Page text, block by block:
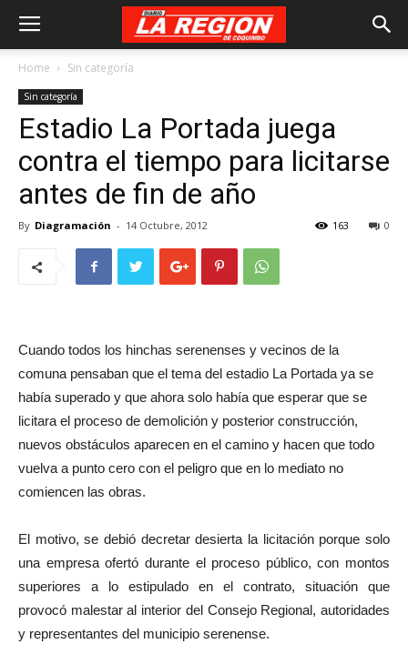
Home Sin categoría
Sin categoría
Estadio La Portada juega
contra el tiempo para licitarse
antes de fin de año
By Diagramación - 14 Octubre, 2012 0
163
Cuando todos los hinchas serenenses y vecinos de la
comuna pensaban que el tema del estadio La Portada ya se
había superado y que ahora solo había que esperar que se
licitara el proceso de demolición y posterior construcción,
nuevos obstáculos aparecen en el camino y hacen que todo
vuelva a punto cero con el peligro que en lo mediato no
comiencen las obras.
El motivo, se debió decretar desierta la licitación porque solo
una empresa ofertó durante el proceso público, con montos
superiores a lo estipulado en el contrato, situación que
provocó malestar al interior del Consejo Regional, autoridades
y representantes del municipio serenense.